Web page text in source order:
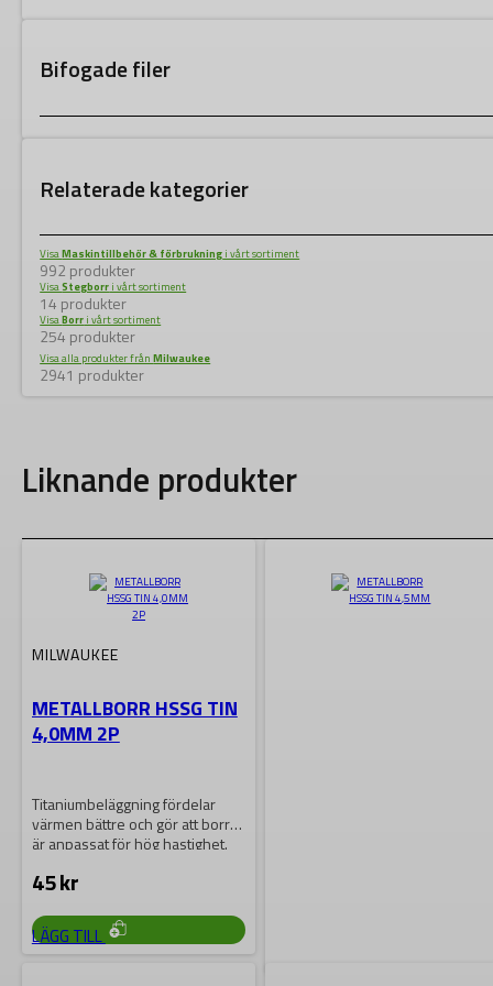
Bifogade filer
Relaterade kategorier
VisaMaskintillbehör & förbrukning i vårt sortiment
992 produkter
VisaStegborr i vårt sortiment
14 produkter
VisaBorr i vårt sortiment
254 produkter
Visa alla produkter frånMilwaukee
2941 produkter
Liknande produkter
MILWAUKEE
METALLBORR HSSG TIN
4,0MM 2P
Titaniumbeläggning fördelar
värmen bättre och gör att borret
är anpassat för hög hastighet.
45kr
LÄGG TILL